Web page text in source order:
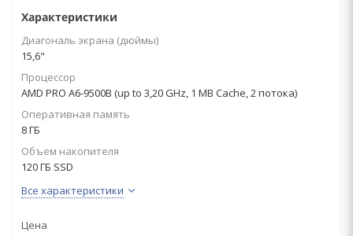
Характеристики
Диагональ экрана (дюймы)
15,6"
Процессор
AMD PRO A6-9500B (up to 3,20 GHz, 1 MB Cache, 2 потока)
Оперативная память
8 ГБ
Объем накопителя
120 ГБ SSD
Все характеристики
Цена